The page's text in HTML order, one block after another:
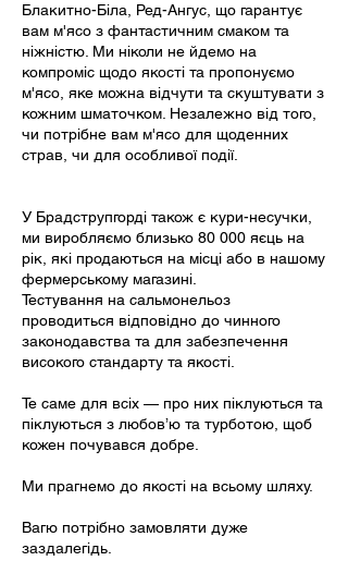
Блакитно-Біла, Ред-Ангус, що гарантує
вам м'ясо з фантастичним смаком та
ніжністю. Ми ніколи не йдемо на
компроміс щодо якості та пропонуємо
м'ясо, яке можна відчути та скуштувати з
кожним шматочком. Незалежно від того,
чи потрібне вам м'ясо для щоденних
страв, чи для особливої події.
У Брадструпгорді також є кури-несучки,
ми виробляємо близько 80 000 яєць на
рік, які продаються на місці або в нашому
фермерському магазині.
Тестування на сальмонельоз
проводиться відповідно до чинного
законодавства та для забезпечення
високого стандарту та якості.
Те саме для всіх — про них піклуються та
піклуються з любов’ю та турботою, щоб
кожен почувався добре.
Ми прагнемо до якості на всьому шляху.
Вагю потрібно замовляти дуже
заздалегідь.